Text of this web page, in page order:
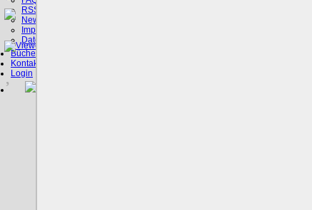
RSS, Google Earth
News
Impressum
Datenschutz
Bücher
Kontakt
Login